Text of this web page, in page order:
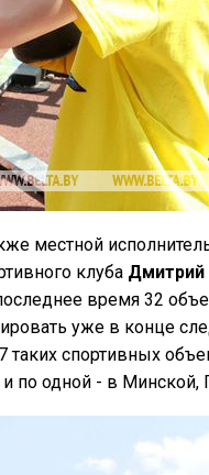
местной
клуба
время 32
уже в конце
спортивных
по одной - в Минской,